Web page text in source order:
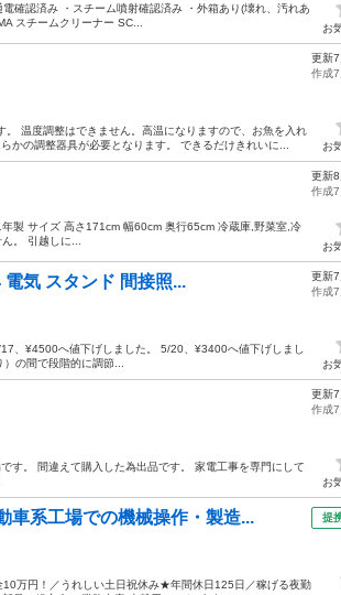
確認済み ・スチーム噴射確認済み ・外箱あり(壊れ、汚れあ
スチームクリーナー SC...
お
温度調整はできません。高温になりますので、お魚を入れ
かの調整器具が必要となります。 できるだけきれいに...
更新
作成
お
製 サイズ 高さ171cm 幅60cm 奥行65cm 冷蔵庫,野菜室,冷
。 引越しに...
更新8
作成
お
気 スタンド 間接照...
、¥4500へ値下げしました。 5/20、¥3400へ値下げしまし
の間で段階的に調節...
更新
作成
お
。 間違えて購入した為出品です。 家電工事を専門にして
更新
作成
お
系工場での機械操作・製造...
10万円！／うれしい土日祝休み★年間休日125日／稼げる夜勤
提